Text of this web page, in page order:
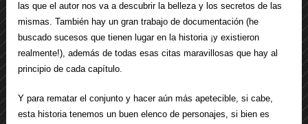
las que el autor nos va a descubrir la belleza y los secretos de las
mismas. También hay un gran trabajo de documentación (he
buscado sucesos que tienen lugar en la historia ¡y existieron
realmente!), además de todas esas citas maravillosas que hay al
principio de cada capítulo.
Y para rematar el conjunto y hacer aún más apetecible, si cabe,
esta historia tenemos un buen elenco de personajes, si bien es